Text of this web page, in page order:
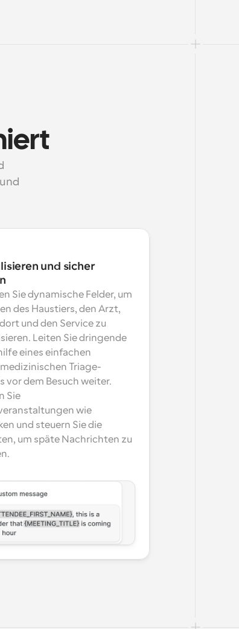
und sicher
Sie dynamische Felder, um
des Haustiers, den Arzt,
und den Service zu
Leiten Sie dringende
eines einfachen
Triage-
vor dem Besuch weiter.
Sie
wie
und steuern Sie die
um späte Nachrichten zu